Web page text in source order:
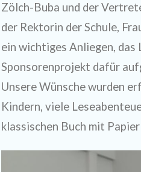
Zölch-Buba und der
der Rektorin der Schule,
ein wichtiges Anliegen,
Sponsorenprojekt dafür
Unsere Wünsche wurden
Kindern, viele
klassischen Buch mit Papier